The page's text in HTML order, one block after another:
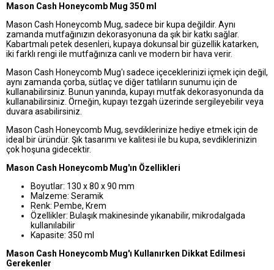
Mason Cash Honeycomb Mug 350 ml
Mason Cash Honeycomb Mug, sadece bir kupa değildir. Aynı
zamanda mutfağınızın dekorasyonuna da şık bir katkı sağlar.
Kabartmalı petek desenleri, kupaya dokunsal bir güzellik katarken,
iki farklı rengi ile mutfağınıza canlı ve modern bir hava verir.
Mason Cash Honeycomb Mug'ı sadece içeceklerinizi içmek için değil,
aynı zamanda çorba, sütlaç ve diğer tatlıların sunumu için de
kullanabilirsiniz. Bunun yanında, kupayı mutfak dekorasyonunda da
kullanabilirsiniz. Örneğin, kupayı tezgah üzerinde sergileyebilir veya
duvara asabilirsiniz.
Mason Cash Honeycomb Mug, sevdiklerinize hediye etmek için de
ideal bir üründür. Şık tasarımı ve kalitesi ile bu kupa, sevdiklerinizin
çok hoşuna gidecektir.
Mason Cash Honeycomb Mug'ın Özellikleri
Boyutlar: 130 x 80 x 90 mm
Malzeme: Seramik
Renk: Pembe, Krem
Özellikler: Bulaşık makinesinde yıkanabilir, mikrodalgada
kullanılabilir
Kapasite: 350 ml
Mason Cash Honeycomb Mug'ı Kullanırken Dikkat Edilmesi
Gerekenler